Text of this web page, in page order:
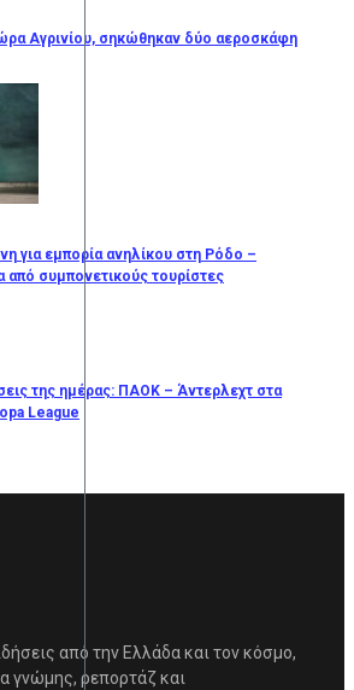
Αγρινίου, σηκώθηκαν δύο αεροσκάφη
για εμπορία ανηλίκου στη Ρόδο –
από συμπονετικούς τουρίστες
της ημέρας: ΠΑΟΚ – Άντερλεχτ στα
League
από την Ελλάδα και τον κόσμο,
γνώμης, ρεπορτάζ και